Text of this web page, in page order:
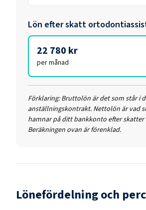
Lön efter skatt
22 780 kr
per månad
Förklaring: Bruttolön är det som står i
anställningskontrakt. Nettolön är vad
hamnar på ditt bankkonto efter skatter
Beräkningen ovan är förenklad.
Lönefördelning och